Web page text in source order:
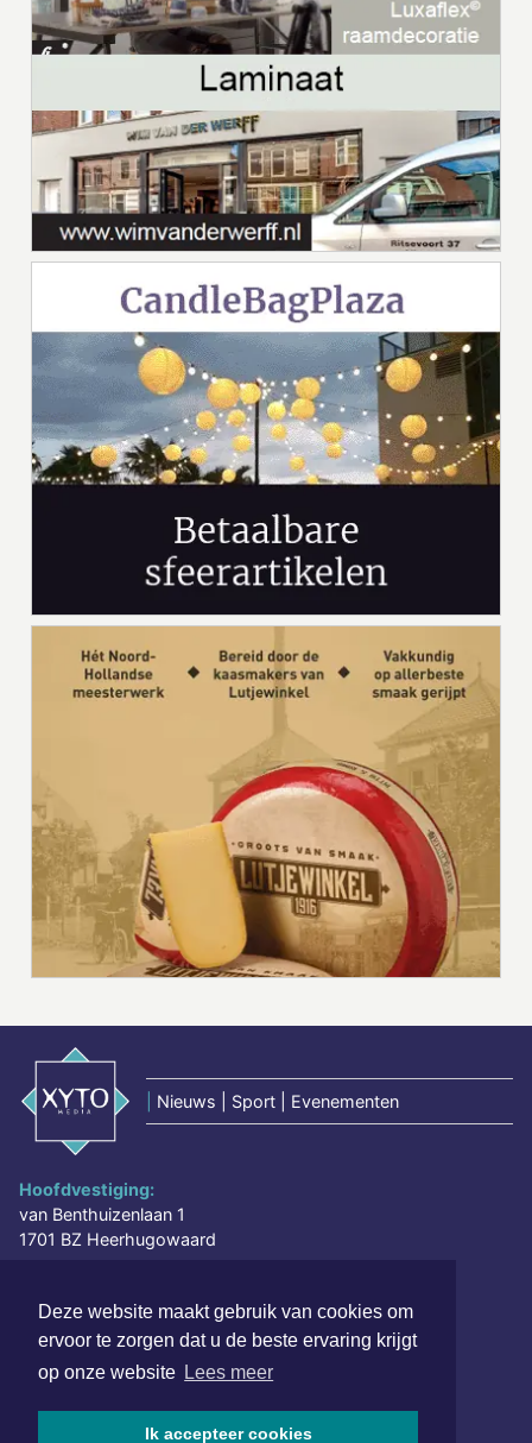
Deze website maakt gebruik van cookies om
ervoor te zorgen dat u de beste ervaring krijgt
op onze website Lees meer
Ik accepteer cookies
Nieuws | Sport | Evenementen
Hoofdvestiging:
van Benthuizenlaan 1
1701 BZ Heerhugowaard
redactie@xyto.nl
www.xyto.nl
SOCIAL MEDIA